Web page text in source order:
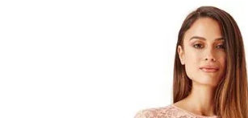
Blonde